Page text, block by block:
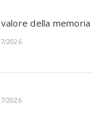
della memoria
2026
2026